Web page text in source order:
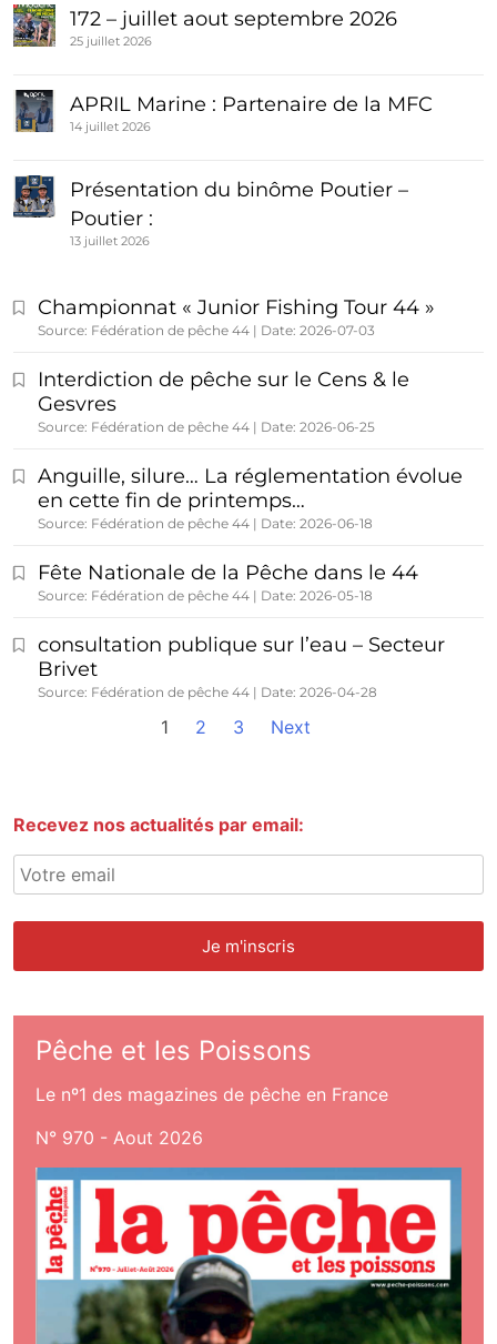
172 – juillet aout septembre 2026
25 juillet 2026
APRIL Marine : Partenaire de la MFC
14 juillet 2026
Présentation du binôme Poutier –
Poutier :
13 juillet 2026
Championnat « Junior Fishing Tour 44 »
Source: Fédération de pêche 44 Date: 2026-07-03
Interdiction de pêche sur le Cens & le
Gesvres
Source: Fédération de pêche 44 Date: 2026-06-25
Anguille, silure… La réglementation évolue
en cette fin de printemps…
Source: Fédération de pêche 44 Date: 2026-06-18
Fête Nationale de la Pêche dans le 44
Source: Fédération de pêche 44 Date: 2026-05-18
consultation publique sur l’eau – Secteur
Brivet
Source: Fédération de pêche 44 Date: 2026-04-28
1 2 3 Next
Recevez nos actualités par email:
Pêche et les Poissons
Le nº1 des magazines de pêche en France
N° 970 - Aout 2026